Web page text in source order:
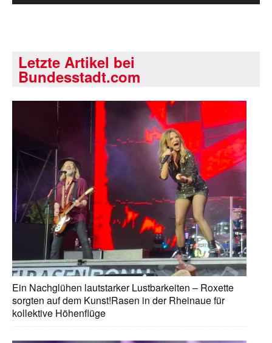
Letzte Artikel bei
Bundesstadt.com
Ein Nachglühen lautstarker Lustbarkeiten – Roxette
sorgten auf dem Kunst!Rasen in der Rheinaue für
kollektive Höhenflüge